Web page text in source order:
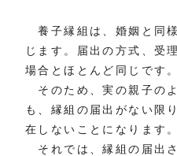
養子縁組は、婚姻と同
じます。届出の方式、受
場合とほとんど同じです。
そのため、実の親子の
も、縁組の届出がない限
在しないことになります。
それでは、縁組の届出